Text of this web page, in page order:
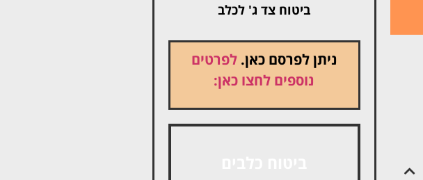
ביטוח צד ג' לכלב
ניתן לפרסם כאן.לפרטים
נוספים לחצו כאן: